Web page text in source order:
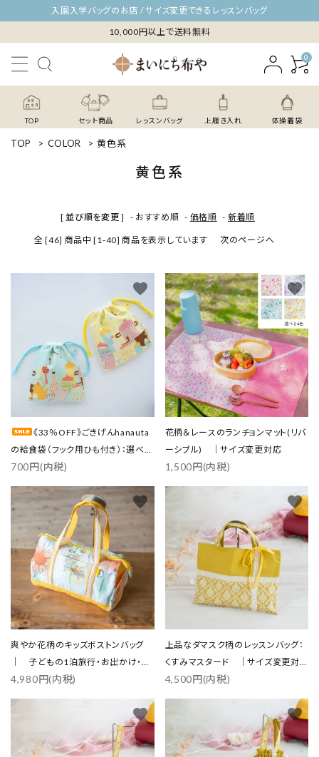
入園入学バッグのお店 / サイズ変更できるレッスンバッグ
10,000円以上で送料無料
0
TOP セット商品 レッスンバッグ 上履き入れ 体操着袋
TOP > COLOR > 黄色系
黄色系
[ 並び順を変更 ] - おすすめ順 - 価格順 - 新着順
全 [46] 商品中 [1-40] 商品を表示しています 次のページへ
《33％OFF》ごきげんhanauta
の給食袋（フック用ひも付き）：選べる
2色
700円(内税)
favorite
花柄＆レースのランチョンマット(リバ
ーシブル) ｜サイズ変更対応
1,500円(内税)
favorite
爽やか花柄のキッズボストンバッグ
｜ 子どもの1泊旅行・お出かけ・ス
ポーツに
4,980円(内税)
favorite
上品なダマスク柄のレッスンバッグ：
くすみマスタード ｜サイズ変更対
応
4,500円(内税)
favorite
favorite favorite